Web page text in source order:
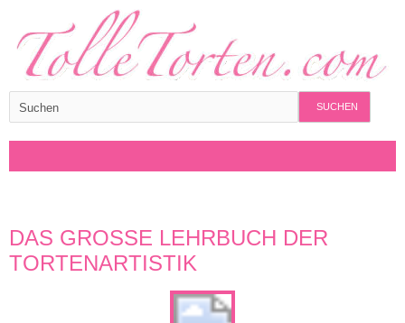
SUCHEN
DAS GROSSE LEHRBUCH DER T
ORTENARTISTIK